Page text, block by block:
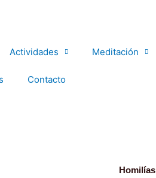
Actividades Meditación
Contacto
Homilías